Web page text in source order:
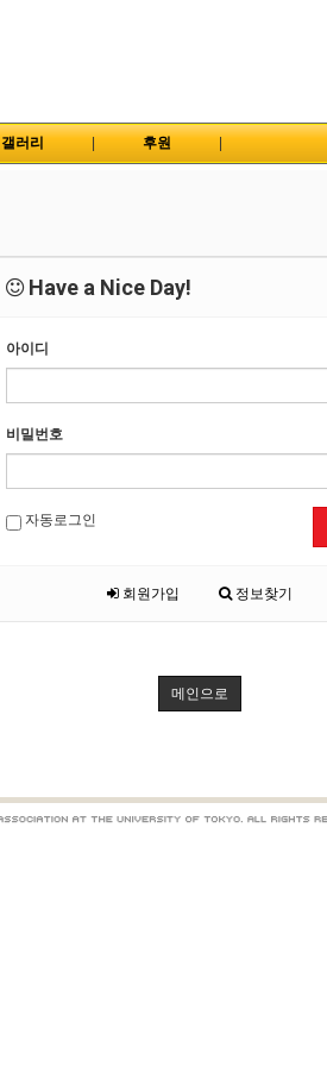
갤러리 후원
Have a Nice Day!
아이디
비밀번호
자동로그인
회원가입 정보찾기
메인으로